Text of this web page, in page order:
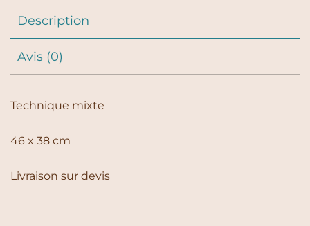
Description
Avis (0)
Technique mixte
46 x 38 cm
Livraison sur devis